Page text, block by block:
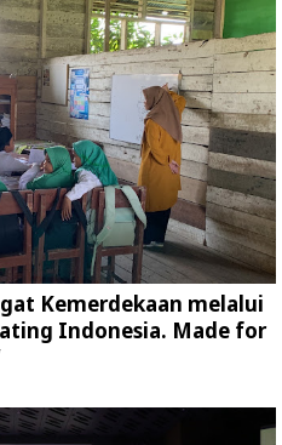
Kemerdekaan melalui
Indonesia. Made for